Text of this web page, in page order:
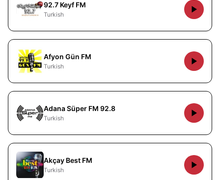
92.7 Keyf FM
Turkish
Afyon Gün FM
Turkish
Adana Süper FM 92.8
Turkish
Akçay Best FM
Turkish